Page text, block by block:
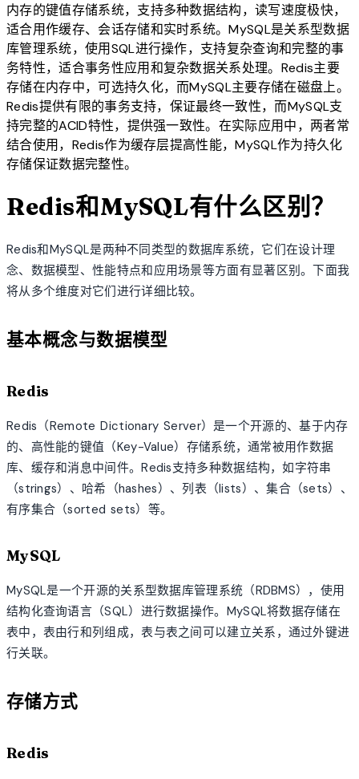
内存的键值存储系统，支持多种数据结构，读写速度极快，
适合用作缓存、会话存储和实时系统。MySQL是关系型数据
库管理系统，使用SQL进行操作，支持复杂查询和完整的事
务特性，适合事务性应用和复杂数据关系处理。Redis主要
存储在内存中，可选持久化，而MySQL主要存储在磁盘上。
Redis提供有限的事务支持，保证最终一致性，而MySQL支
持完整的ACID特性，提供强一致性。在实际应用中，两者常
结合使用，Redis作为缓存层提高性能，MySQL作为持久化
存储保证数据完整性。
Redis和MySQL有什么区别？
Redis和MySQL是两种不同类型的数据库系统，它们在设计理
念、数据模型、性能特点和应用场景等方面有显著区别。下面我
将从多个维度对它们进行详细比较。
基本概念与数据模型
Redis
Redis（Remote Dictionary Server）是一个开源的、基于内存
的、高性能的键值（Key-Value）存储系统，通常被用作数据
库、缓存和消息中间件。Redis支持多种数据结构，如字符串
（strings）、哈希（hashes）、列表（lists）、集合（sets）、
有序集合（sorted sets）等。
MySQL
MySQL是一个开源的关系型数据库管理系统（RDBMS），使用
结构化查询语言（SQL）进行数据操作。MySQL将数据存储在
表中，表由行和列组成，表与表之间可以建立关系，通过外键进
行关联。
存储方式
Redis